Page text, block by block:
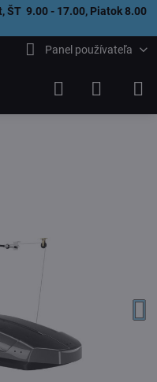
ŠT 9.00 - 17.00, Piatok 8.00
Panel používateľa